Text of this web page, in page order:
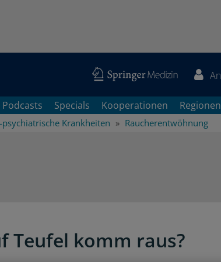
Podcasts Specials Kooperationen Regionen
Krankheiten Raucherentwöhnung
Teufel komm raus?